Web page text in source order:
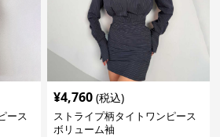
ース
¥4,760 (税込)
ストライプ柄タイトワンピース
ボリューム袖